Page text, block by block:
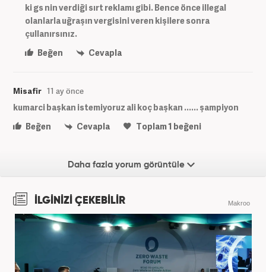
ki gs nin verdiği sırt reklamı gibi. Bence önce illegal
olanlarla uğraşın vergisini veren kişilere sonra
çullanırsınız.
Beğen
Cevapla
Misafir 11 ay önce
kumarci başkan istemiyoruz ali koç başkan ...... şampiyon
Beğen
Cevapla Toplam1 beğeni
Daha fazla yorum görüntüle
İLGİNİZİ ÇEKEBİLİR Makroo